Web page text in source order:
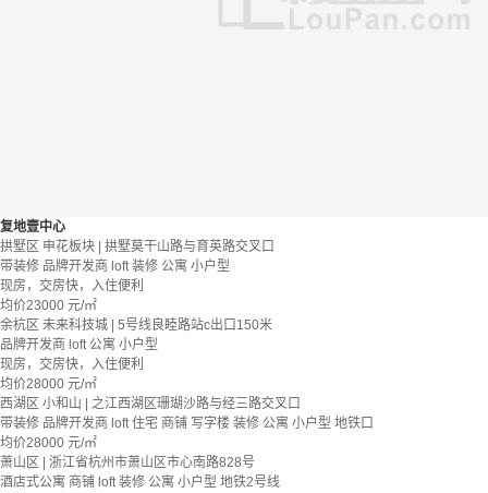
复地壹中心
拱墅区 申花板块 | 拱墅莫干山路与育英路交叉口
带装修 品牌开发商 loft 装修 公寓 小户型
现房，交房快，入住便利
均价23000 元/㎡
余杭区 未来科技城 | 5号线良睦路站c出口150米
品牌开发商 loft 公寓 小户型
现房，交房快，入住便利
均价28000 元/㎡
西湖区 小和山 | 之江西湖区珊瑚沙路与经三路交叉口
带装修 品牌开发商 loft 住宅 商铺 写字楼 装修 公寓 小户型 地铁口
均价28000 元/㎡
萧山区 | 浙江省杭州市萧山区市心南路828号
酒店式公寓 商铺 loft 装修 公寓 小户型 地铁2号线